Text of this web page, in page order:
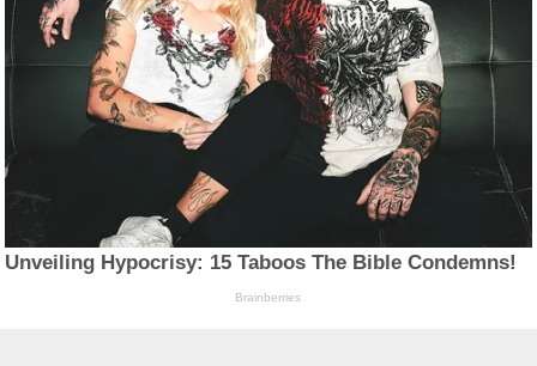
Unveiling Hypocrisy: 15 Taboos The Bible Condemns!
Brainberries